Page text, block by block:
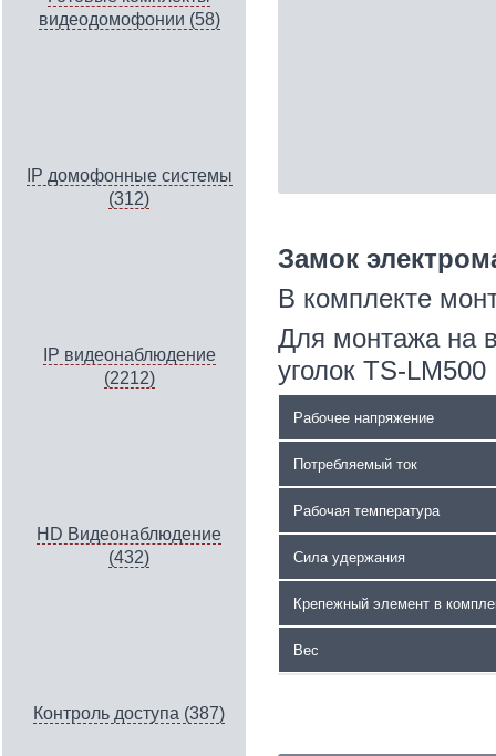
видеодомофонии (58)
IP домофонные системы
(312)
IP видеонаблюдение
(2212)
HD Видеонаблюдение
(432)
Контроль доступа (387)
Замок
В комплекте
Для монтажа на
уголок TS-LM500
Рабочее напряжение
Потребляемый ток
Рабочая температура
Сила удержания
Крепежный элемент в
Вес